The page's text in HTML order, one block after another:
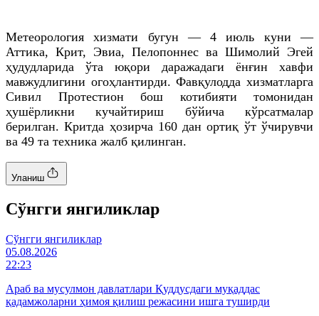
Метеорология хизмати бугун — 4 июль куни —
Аттика, Крит, Эвиа, Пелопоннес ва Шимолий Эгей
ҳудудларида ўта юқори даражадаги ёнғин хавфи
мавжудлигини огоҳлантирди. Фавқулодда хизматларга
Сивил Протестион бош котибияти томонидан
ҳушёрликни кучайтириш бўйича кўрсатмалар
берилган. Критда ҳозирча 160 дан ортиқ ўт ўчирувчи
ва 49 та техника жалб қилинган.
Уланиш
Cўнгги янгиликлар
Cўнгги янгиликлар
05.08.2026
22:23
Араб ва мусулмон давлатлари Қуддусдаги муқаддас
қадамжоларни ҳимоя қилиш режасини ишга туширди